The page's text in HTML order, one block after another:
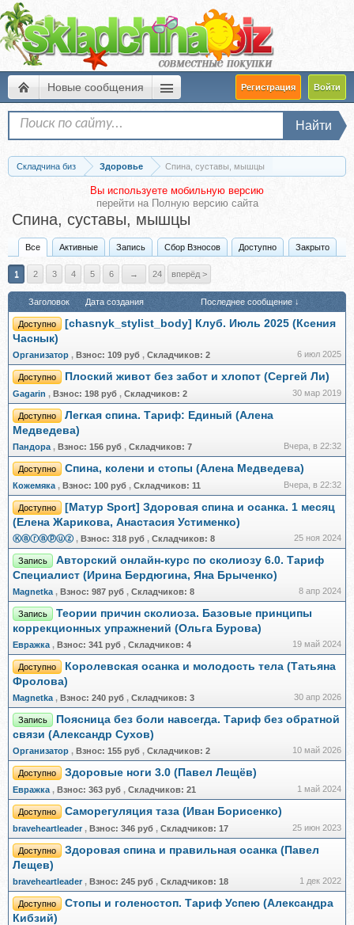
Новые сообщения Регистрация Войти
Найти
Складчина биз Здоровье Спина, суставы, мышцы
Вы используете мобильную версию
перейти на Полную версию сайта
Спина, суставы, мышцы
Все Активные Запись Сбор Взносов Доступно Закрыто
1 2 3 4 5 6 → 24 вперёд >
Заголовок Дата создания Последнее сообщение ↓
Доступно
[chasnyk_stylist_body] Клуб. Июль 2025 (Ксения
Часнык)
Организатор , Взнос: 109 руб , Складчиков: 2 6 июл 2025
Доступно Плоский живот без забот и хлопот (Сергей Ли)
Gagarin , Взнос: 198 руб , Складчиков: 2 30 мар 2019
Доступно
Легкая спина. Тариф: Единый (Алена
Медведева)
Пандора , Взнос: 156 руб , Складчиков: 7 Вчера, в 22:32
Доступно Спина, колени и стопы (Алена Медведева)
Кожемяка , Взнос: 100 руб , Складчиков: 11 Вчера, в 22:32
Доступно
[Матур Sport] Здоровая спина и осанка. 1 месяц
(Елена Жарикова, Анастасия Устименко)
Ⓚⓐⓡⓐⓟⓤⓩ , Взнос: 318 руб , Складчиков: 8 25 ноя 2024
Запись
Авторский онлайн-курс по сколиозу 6.0. Тариф
Специалист (Ирина Бердюгина, Яна Брыченко)
Magnetka , Взнос: 987 руб , Складчиков: 8 8 апр 2024
Запись
Теории причин сколиоза. Базовые принципы
коррекционных упражнений (Ольга Бурова)
Евражкa , Взнос: 341 руб , Складчиков: 4 19 май 2024
Доступно
Королевская осанка и молодость тела (Татьяна
Фролова)
Magnetka , Взнос: 240 руб , Складчиков: 3 30 апр 2026
Запись
Поясница без боли навсегда. Тариф без обратной
связи (Александр Сухов)
Организатор , Взнос: 155 руб , Складчиков: 2 10 май 2026
Доступно Здоровые ноги 3.0 (Павел Лещёв)
Евражкa , Взнос: 363 руб , Складчиков: 21 1 май 2024
Доступно Саморегуляция таза (Иван Борисенко)
braveheartleader, Взнос: 346 руб , Складчиков: 17 25 июн 2023
Доступно
Здоровая спина и правильная осанка (Павел
Лещев)
braveheartleader, Взнос: 245 руб , Складчиков: 18 1 дек 2022
Доступно
Стопы и голеностоп. Тариф Успею (Александра
Кибзий)